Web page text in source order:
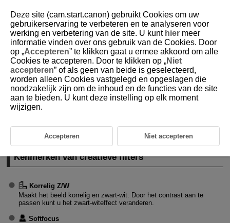
D292-034
Foto-opname
Kenmerken van creatieve filters
Waarschuwing
Opmerking
Kenmerken van creatieve filters
Korrelig Z/W
Maakt het beeld korrelig en zwart-wit. Door het contrast aan te
passen kunt u het zwart-witeffect veranderen.
Softfocus
Deze site (cam.start.canon) gebruikt Cookies om uw
gebruikerservaring te verbeteren en te analyseren voor
werking en verbetering van de site. U kunt hier meer
informatie vinden over ons gebruik van de Cookies. Door
op „Accepteren” te klikken gaat u ermee akkoord om alle
Cookies te accepteren. Door te klikken op „Niet
accepteren” of als geen van beide is geselecteerd,
worden alleen Cookies vastgelegd en opgeslagen die
noodzakelijk zijn om de inhoud en de functies van de site
aan te bieden. U kunt deze instelling op elk moment
wijzigen.
Accepteren Niet accepteren